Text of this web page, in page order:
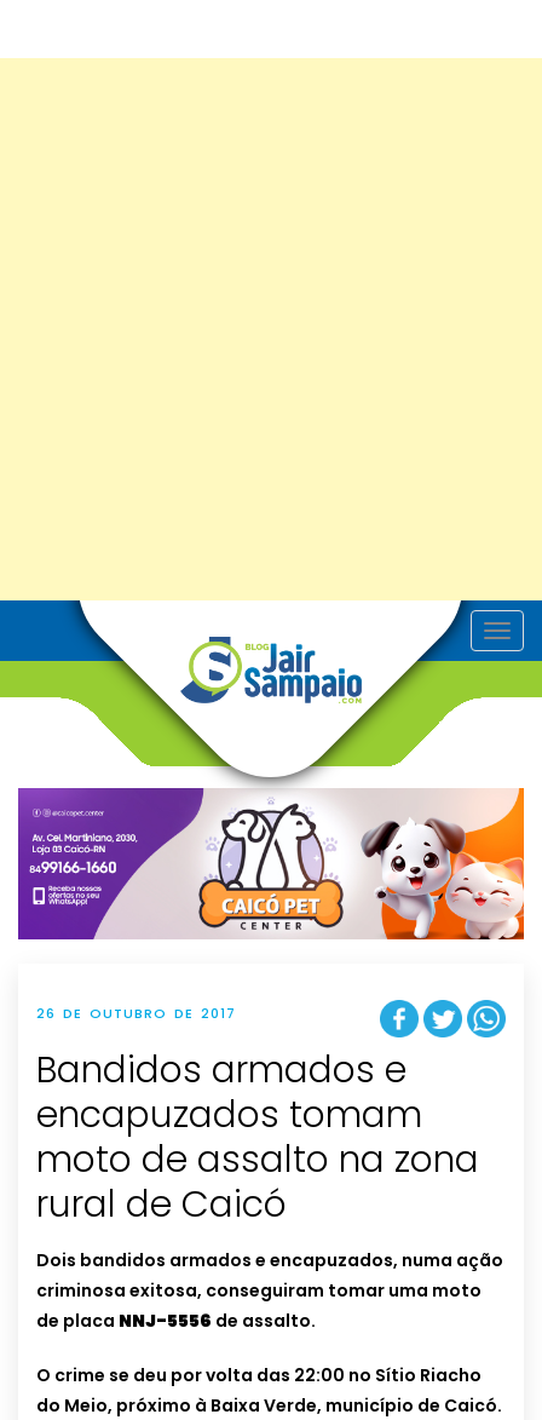
T
o
v
g
t
i
o
n
26 DE OUTUBRO DE 2017
Bandidos armados e
encapuzados tomam
moto de assalto na zona
rural de Caicó
Dois bandidos armados e encapuzados, numa ação
criminosa exitosa, conseguiram tomar uma moto
de placa NNJ-5556 de assalto.
O crime se deu por volta das 22:00 no Sítio Riacho
do Meio, próximo à Baixa Verde, município de Caicó.